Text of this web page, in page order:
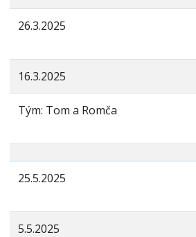
26.3.2025
16.3.2025
Tým: Tom a Romča
25.5.2025
5.5.2025